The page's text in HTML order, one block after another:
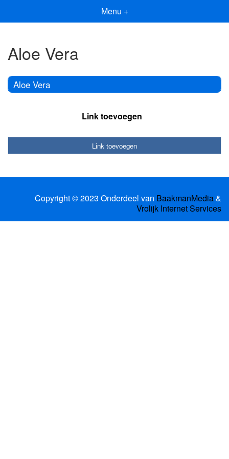
Menu +
Aloe Vera
Aloe Vera
Link toevoegen
Link toevoegen
Copyright © 2023 Onderdeel van BaakmanMedia&
Vrolijk Internet Services